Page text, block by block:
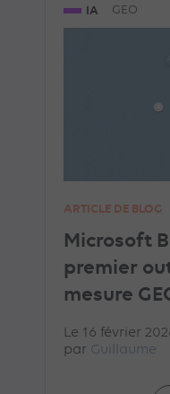
IA GEO
ARTICLE DE BLOG
Microsoft
premier
mesure
Le 16 février
par Guillaume